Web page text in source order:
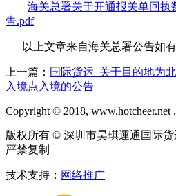
海关总署关于开通报关单回执
告.pdf
以上文章来自海关总署公告如
上一篇： 国际货运_关于目的地为
入境点入境的公告
Copyright © 2018, www.hotcheer.net
版权所有 © 深圳市昊琪運通国际
严禁复制
技术支持： 网络推广